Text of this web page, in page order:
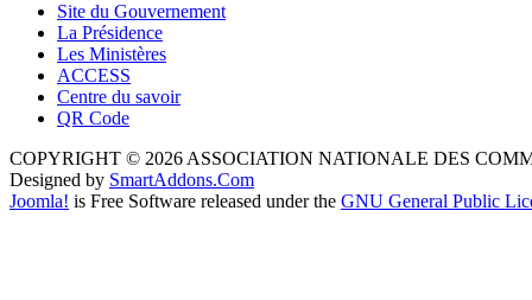
Site du Gouvernement
La Présidence
Les Ministères
ACCESS
Centre du savoir
QR Code
COPYRIGHT © 2026 ASSOCIATION NATIONALE DES
Designed by SmartAddons.Com
Joomla! is Free Software released under the GNU General Public